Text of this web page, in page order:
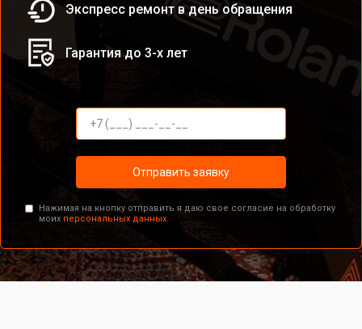
Экспресс ремонт в день обращения
Гарантия до 3-х лет
Отправить заявку
Нажимая на кнопку отправить я даю свое согласие на обработку
моих персональных данных.